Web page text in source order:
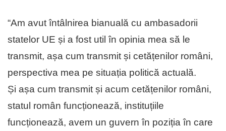
“Am avut întâlnirea bianuală cu ambasadorii
statelor UE și a fost util în opinia mea să le
transmit, așa cum transmit și cetățenilor români,
perspectiva mea pe situația politică actuală.
Și așa cum transmit și acum cetățenilor români,
statul român funcționează, instituțiile
funcționează, avem un guvern în poziția în care